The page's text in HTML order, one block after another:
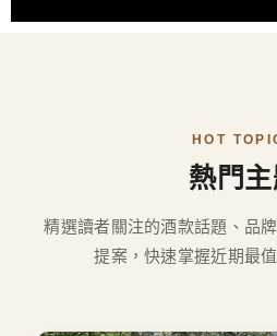
HOT
熱門
精選讀者關注的酒款話題、品
提案，快速掌握近期最